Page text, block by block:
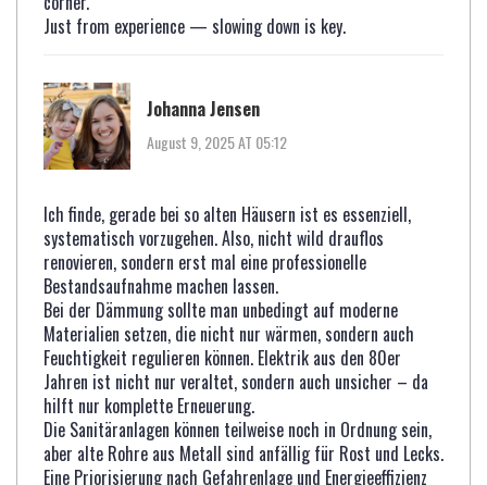
Just from experience — slowing down is key.
Johanna Jensen
August 9, 2025 AT 05:12
Ich finde, gerade bei so alten Häusern ist es essenziell,
systematisch vorzugehen. Also, nicht wild drauflos
renovieren, sondern erst mal eine professionelle
Bestandsaufnahme machen lassen.
Bei der Dämmung sollte man unbedingt auf moderne
Materialien setzen, die nicht nur wärmen, sondern auch
Feuchtigkeit regulieren können. Elektrik aus den 80er
Jahren ist nicht nur veraltet, sondern auch unsicher – da
hilft nur komplette Erneuerung.
Die Sanitäranlagen können teilweise noch in Ordnung sein,
aber alte Rohre aus Metall sind anfällig für Rost und Lecks.
Eine Priorisierung nach Gefahrenlage und Energieeffizienz